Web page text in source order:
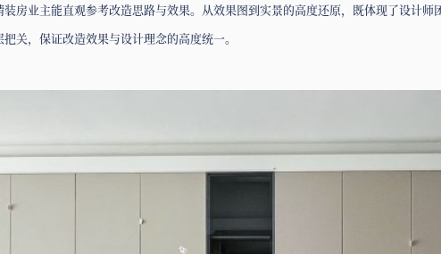
房业主能直观参考改造思路与效果。从效果图到实景的高度还原，既体现了设计
关，保证改造效果与设计理念的高度统一。